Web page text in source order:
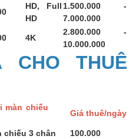
HD, Full
HD
1.500.000 -
7.000.000
4K
2.800.000 -
10.000.000
CHO THUÊ
màn chiếu
Giá thuê/ngày
chiếu 3 chân
100.000